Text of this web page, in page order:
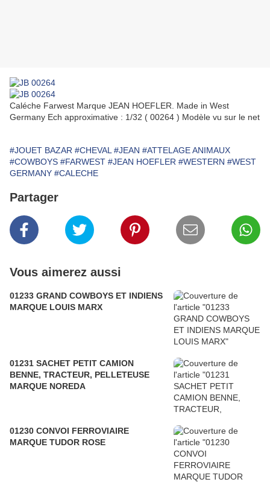
Caléche Farwest Marque JEAN HOEFLER. Made in West
Germany Ech approximative : 1/32 ( 00264 ) Modèle vu sur le net
#JOUET BAZAR #CHEVAL #JEAN #ATTELAGE ANIMAUX
#COWBOYS #FARWEST #JEAN HOEFLER #WESTERN #WEST
GERMANY #CALECHE
Partager
Vous aimerez aussi
01233 GRAND COWBOYS ET INDIENS
MARQUE LOUIS MARX
01231 SACHET PETIT CAMION
BENNE, TRACTEUR, PELLETEUSE
MARQUE NOREDA
01230 CONVOI FERROVIAIRE
MARQUE TUDOR ROSE